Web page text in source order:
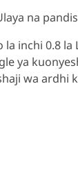
na
inchi 0.8 la
ya
wa ardhi